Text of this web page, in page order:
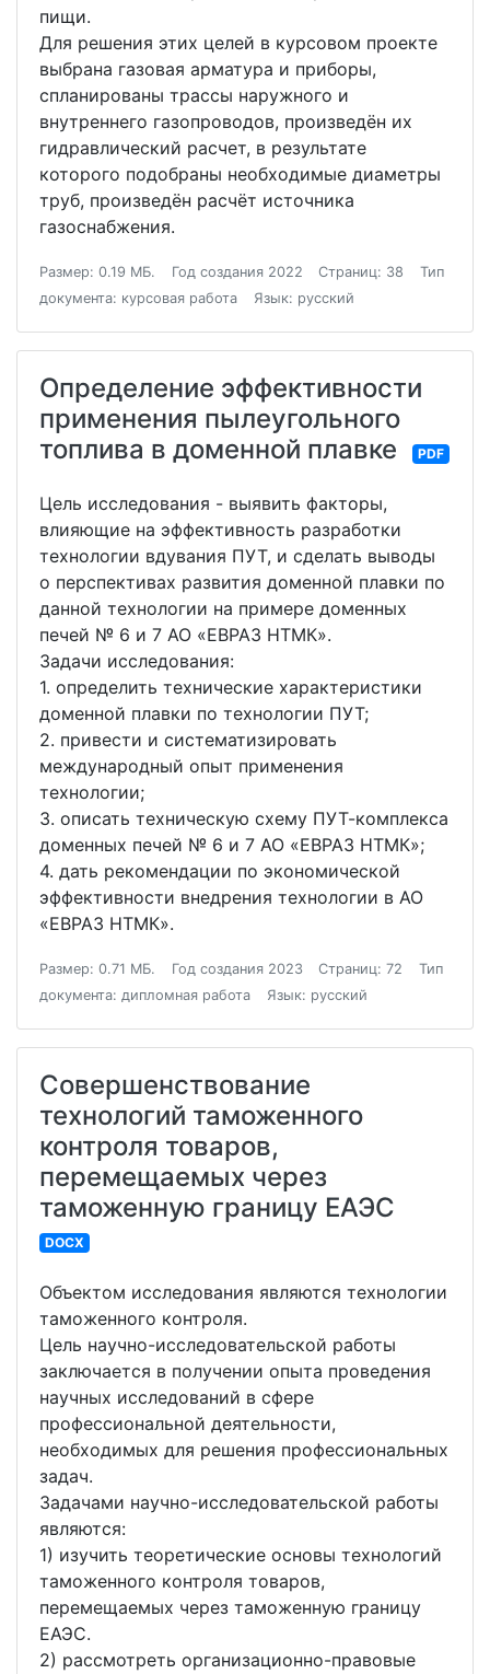
пищи.
Для решения этих целей в курсовом проекте
выбрана газовая арматура и приборы,
спланированы трассы наружного и
внутреннего газопроводов, произведён их
гидравлический расчет, в результате
которого подобраны необходимые диаметры
труб, произведён расчёт источника
газоснабжения.
Размер: 0.19 МБ. Год создания 2022 Страниц: 38
Тип
документа: курсовая работа
Язык: русский
Определение эффективности
применения пылеугольного
топлива в доменной плавке
PDF
Цель исследования - выявить факторы,
влияющие на эффективность разработки
технологии вдувания ПУТ, и сделать выводы
о перспективах развития доменной плавки по
данной технологии на примере доменных
печей № 6 и 7 АО «ЕВРАЗ НТМК».
Задачи исследования:
1. определить технические характеристики
доменной плавки по технологии ПУТ;
2. привести и систематизировать
международный опыт применения
технологии;
3. описать техническую схему ПУТ-комплекса
доменных печей № 6 и 7 АО «ЕВРАЗ НТМК»;
4. дать рекомендации по экономической
эффективности внедрения технологии в АО
«ЕВРАЗ НТМК».
Размер: 0.71 МБ. Год создания 2023 Страниц: 72
Тип
документа: дипломная работа
Язык: русский
Совершенствование
технологий таможенного
контроля товаров,
перемещаемых через
таможенную границу ЕАЭС
DOCX
Объектом исследования являются технологии
таможенного контроля.
Цель научно-исследовательской работы
заключается в получении опыта проведения
научных исследований в сфере
профессиональной деятельности,
необходимых для решения профессиональных
задач.
Задачами научно-исследовательской работы
являются:
1) изучить теоретические основы технологий
таможенного контроля товаров,
перемещаемых через таможенную границу
ЕАЭС.
2) рассмотреть организационно-правовые